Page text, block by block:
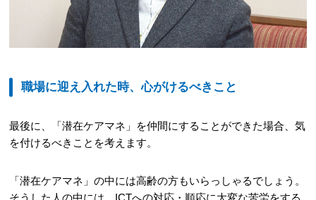
職場に迎え入れた時、心がけるべきこと
最後に、「潜在ケアマネ」を仲間にすることができた場合、気
を付けるべきことを考えます。
「潜在ケアマネ」の中には高齢の方もいらっしゃるでしょう。